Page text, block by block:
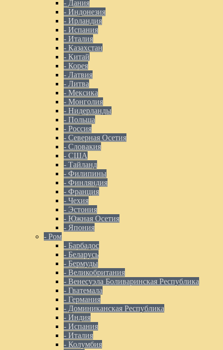
- Дания
- Индонезия
- Ирландия
- Испания
- Италия
- Казахстан
- Китай
- Корея
- Латвия
- Литва
- Мексика
- Монголия
- Нидерланды
- Польша
- Россия
- Северная Осетия
- Словакия
- США
- Тайланд
- Филипины
- Финляндия
- Франция
- Чехия
- Эстония
- Южная Осетия
- Япония
- Ром
- Барбадос
- Беларусь
- Бермуды
- Великобритания
- Венесуэла Боливаринская Республика
- Гватемала
- Германия
- Доминиканская Республика
- Индия
- Испания
- Италия
- Колумбия